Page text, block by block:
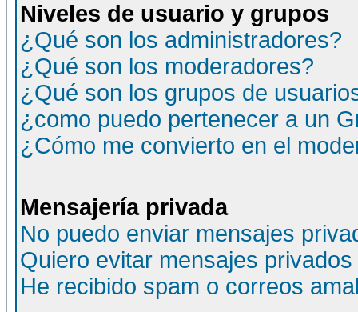
Niveles de usuario y grupos
¿Qué son los administradores?
¿Qué son los moderadores?
¿Qué son los grupos de
¿como puedo pertenecer a un
¿Cómo me convierto en el
Mensajería privada
No puedo enviar mensajes
Quiero evitar mensajes
He recibido spam o correos